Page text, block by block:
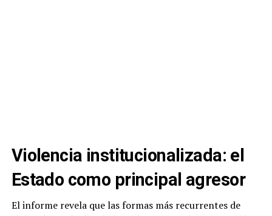
Violencia institucionalizada: el
Estado como principal agresor
El informe revela que las formas más recurrentes de